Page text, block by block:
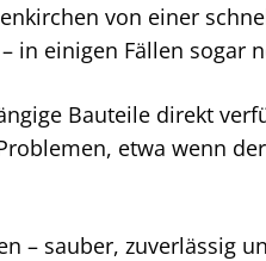
von einer
– in einigen Fällen sogar
Bauteile direkt
etwa wenn
– sauber, zuverlässig